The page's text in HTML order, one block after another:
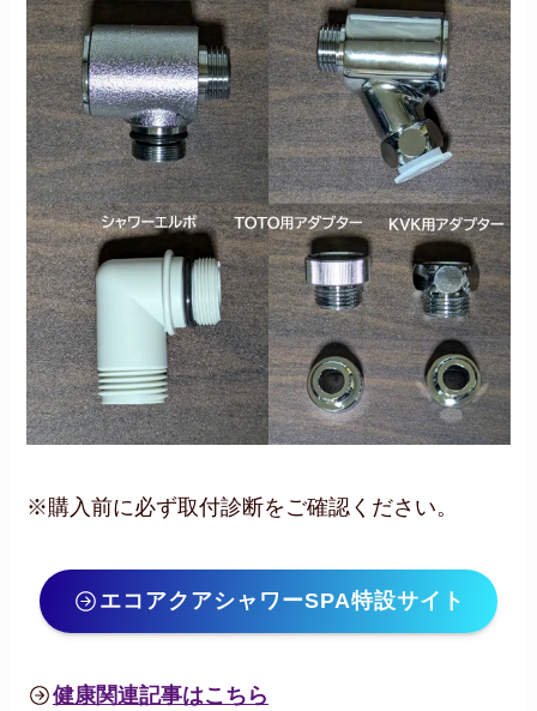
※購入前に必ず取付診断をご確認ください。
エコアクアシャワーSPA特設サイト
健康関連記事はこちら